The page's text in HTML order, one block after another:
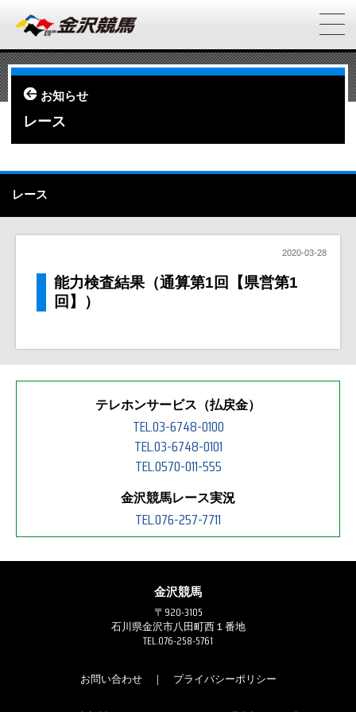
お知らせ
レース
レース
2020-03-28
能力検査結果（通算第1回【県営第1
回】）
テレホンサービス（払戻金）
TEL.03-6748-0100
TEL.03-6748-0101
TEL.0570-011-555
金沢競馬レース実況
TEL.076-257-7711
金沢競馬
〒920-3105
石川県金沢市八田町西１番地
TEL.076-258-5761
お問い合わせ｜ プライバシーポリシー